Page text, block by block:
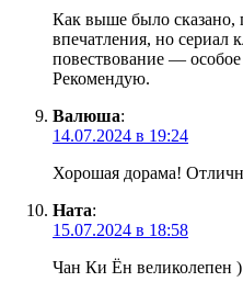
Как выше было сказано,
впечатления, но сериал
повествование — особое
Рекомендую.
Валюша:
14.07.2024 в 19:24
Хорошая дорама!
Ната:
15.07.2024 в 18:58
Чан Ки Ён великолепен